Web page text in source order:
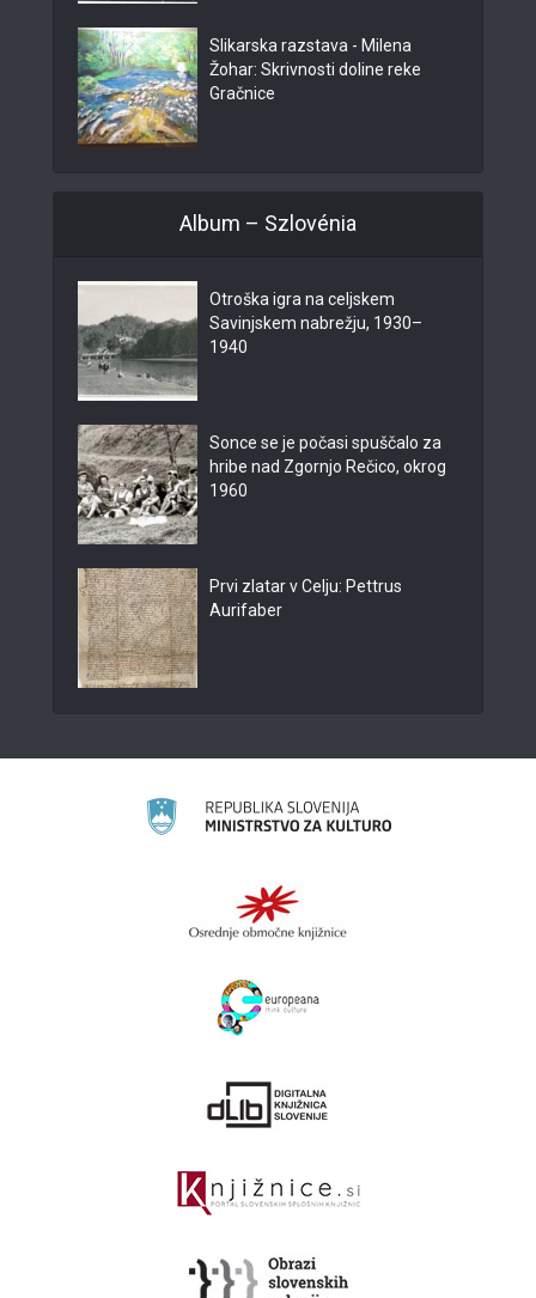
Slikarska razstava - Milena
Žohar: Skrivnosti doline reke
Gračnice
Album – Szlovénia
Otroška igra na celjskem
Savinjskem nabrežju, 1930–
1940
Sonce se je počasi spuščalo za
hribe nad Zgornjo Rečico, okrog
1960
Prvi zlatar v Celju: Pettrus
Aurifaber